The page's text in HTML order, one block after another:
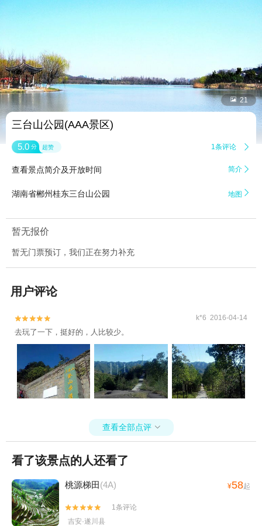
 21
三台山公园(AAA景区)
5.0 分 超赞 1条评论 
查看景点简介及开放时间 简介 
湖南省郴州桂东三台山公园 地图 
暂无报价
暂无门票预订，我们正在努力补充
用户评论

 k*6 2016-04-14
去玩了一下，挺好的，人比较少。
查看全部点评 
看了该景点的人还看了
桃源梯田(4A) ¥58起


1条评论
吉安·遂川县